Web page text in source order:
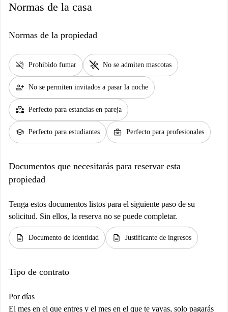
Normas de la casa
Normas de la propiedad
smoke_free Prohibido fumar pet_supplies No se admiten mascotas
person_add No se permiten invitados a pasar la noche
partner_heart Perfecto para estancias en pareja
school Perfecto para estudiantes business_center Perfecto para profesionales
Documentos que necesitarás para reservar esta
propiedad
Tenga estos documentos listos para el siguiente paso de su
solicitud. Sin ellos, la reserva no se puede completar.
description Documento de identidad description Justificante de ingresos
Tipo de contrato
Por días
El mes en el que entres y el mes en el que te vayas, solo pagarás